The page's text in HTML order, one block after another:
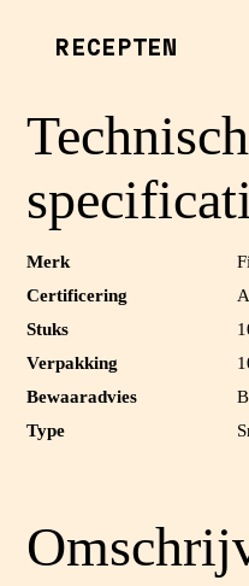
RECEPTEN
Merk
Certificering
Stuks
Verpakking
Bewaaradvies
Type